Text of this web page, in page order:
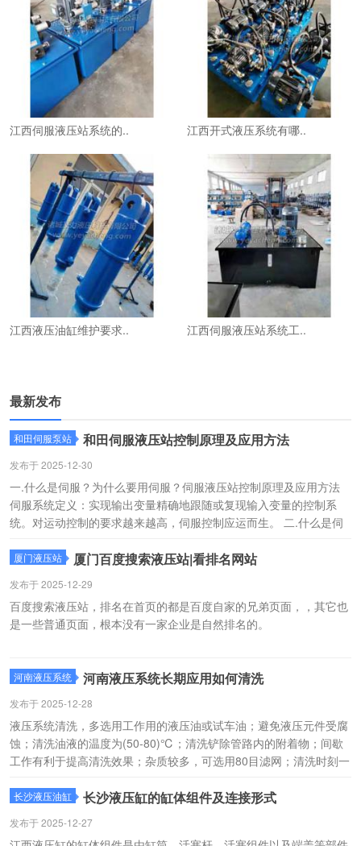
江西伺服液压站系统的.. 江西开式液压系统有哪..
江西液压油缸维护要求.. 江西伺服液压站系统工..
最新发布
和田伺服泵站 和田伺服液压站控制原理及应用方法
发布于 2025-12-30
一.什么是伺服？为什么要用伺服？伺服液压站控制原理及应用方法
伺服系统定义：实现输出变量精确地跟随或复现输入变量的控制系
统。对运动控制的要求越来越高，伺服控制应运而生。 二.什么是伺
厦门液压站 厦门百度搜索液压站|看排名网站
发布于 2025-12-29
百度搜索液压站，排名在首页的都是百度自家的兄弟页面，，其它也
是一些普通页面，根本没有一家企业是自然排名的。
河南液压系统 河南液压系统长期应用如何清洗
发布于 2025-12-28
液压系统清洗，多选用工作用的液压油或试车油；避免液压元件受腐
蚀；清洗油液的温度为(50-80)℃；清洗铲除管路内的附着物；间歇
工作有利于提高清洗效果；杂质较多，可选用80目滤网；清洗时刻一
复正常为止。
长沙液压油缸 长沙液压缸的缸体组件及连接形式
发布于 2025-12-27